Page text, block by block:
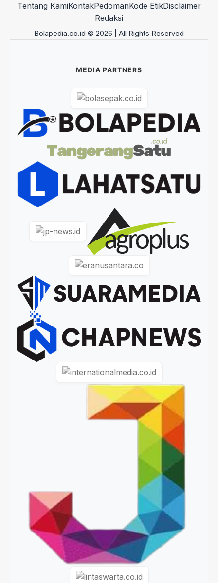
Tentang KamiKontakPedomanKode EtikDisclaimer
Redaksi
Bolapedia.co.id © 2026 | All Rights Reserved
MEDIA PARTNERS